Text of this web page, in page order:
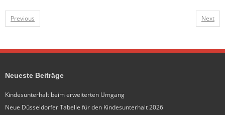
Previous Next
Neueste Beiträge
Kindesunterhalt beim erweiterten Umgang
Neue Düsseldorfer Tabelle für den Kindesunterhalt 2026